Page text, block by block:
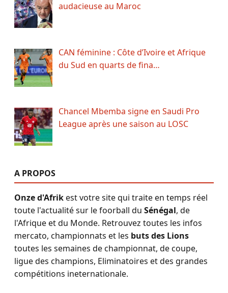
audacieuse au Maroc
CAN féminine : Côte d’Ivoire et Afrique
du Sud en quarts de fina…
Chancel Mbemba signe en Saudi Pro
League après une saison au LOSC
A PROPOS
Onze d'Afrikest votre site qui traite en temps réel
toute l'actualité sur le foorball du Sénégal, de
l'Afrique et du Monde. Retrouvez toutes les infos
mercato, championnats et les buts des Lions
toutes les semaines de championnat, de coupe,
ligue des champions, Eliminatoires et des grandes
compétitions ineternationale.